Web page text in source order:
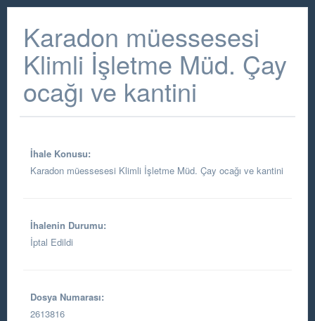
Karadon müessesesi
Klimli İşletme Müd. Çay
ocağı ve kantini
İhale Konusu:
Karadon müessesesi Klimli İşletme Müd. Çay ocağı ve kantini
İhalenin Durumu:
İptal Edildi
Dosya Numarası:
2613816